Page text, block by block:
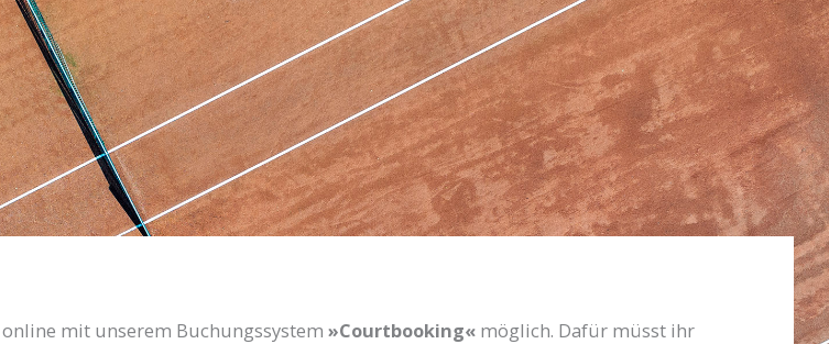
mit unserem Buchungssystem »Courtbooking« möglich. Dafür müsst ihr